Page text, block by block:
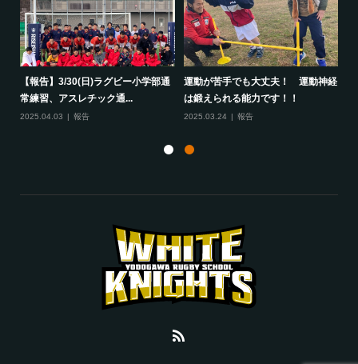
【報告】3/30(日)ラグビー小学部通
常練習、アスレチック通...
2025.04.03 報告
運動が苦手でも大丈夫！ 運動神経
は鍛えられる能力です！！
2025.03.24 報告